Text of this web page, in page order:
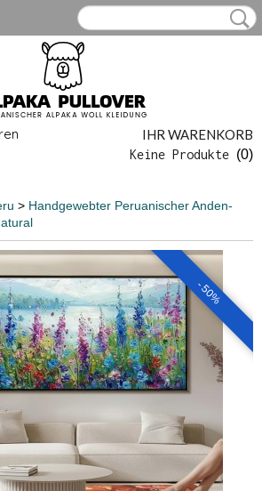
IHR WARENKORB
Keine Produkte (0)
> Handgewebter Peruanischer Anden-
- 50%